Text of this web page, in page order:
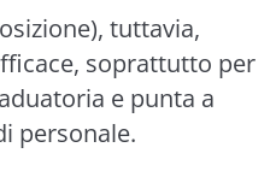
tuttavia,
soprattutto per
e punta a
personale.